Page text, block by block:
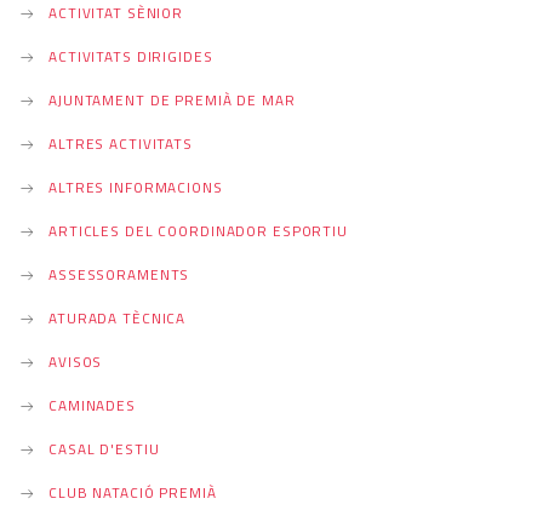
ACTIVITAT SÈNIOR
ACTIVITATS DIRIGIDES
AJUNTAMENT DE PREMIÀ DE MAR
ALTRES ACTIVITATS
ALTRES INFORMACIONS
ARTICLES DEL COORDINADOR ESPORTIU
ASSESSORAMENTS
ATURADA TÈCNICA
AVISOS
CAMINADES
CASAL D'ESTIU
CLUB NATACIÓ PREMIÀ